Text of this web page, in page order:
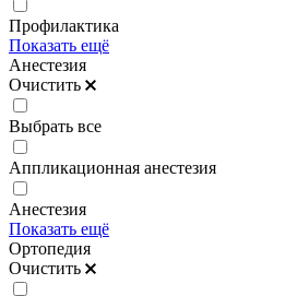
Профилактика
Показать ещё
Анестезия
Очистить
Выбрать все
Аппликационная анестезия
Анестезия
Показать ещё
Ортопедия
Очистить